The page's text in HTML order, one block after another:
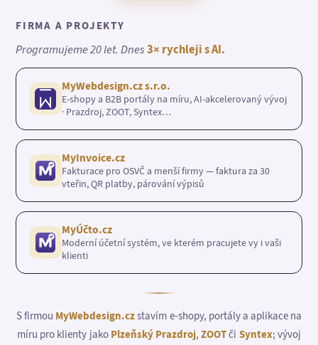
FIRMA A PROJEKTY
Programujeme 20 let. Dnes3× rychleji s AI.
MyWebdesign.cz s.r.o.
E-shopy a B2B portály na míru, AI-akcelerovaný vývoj
· Prazdroj, ZOOT, Syntex…
MyInvoice.cz
Fakturace pro OSVČ a menší firmy — faktura za 30
vteřin, QR platby, párování výpisů
MyÚčto.cz
Moderní účetní systém, ve kterém pracujete vy i vaši
klienti
S firmou MyWebdesign.czstavím e-shopy, portály a aplikace na
míru pro klienty jako Plzeňský Prazdroj,ZOOTči Syntex; vývoj